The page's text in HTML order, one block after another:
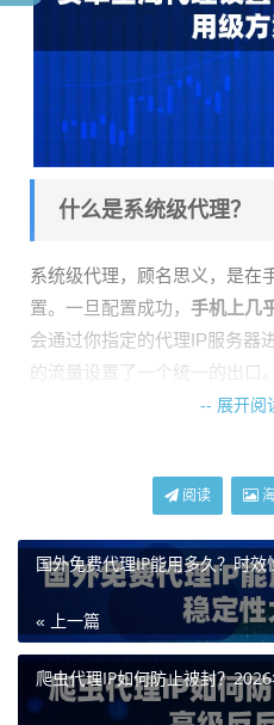
什么是系统级代理？
系统级代理，顾名思义，是在
置。一旦配置成功， 手机上几
会通过你指定的代理IP服务器
的流量设置了一个统一的出口。
设置方法通常很简单：进入手
在“代理”设置中选择“手动”，
端口。如果需要认证，还要填
这种方案的优点是配置简单，
p都走代理流量的场景。但缺
法控制哪个App走代理，哪个
接本地网络或对延迟极其敏感
会产生不必要的性能损耗甚至
-- 展开阅
阅读
国外免费代理IP能用多久？时
« 上一篇
爬虫代理IP如何防止被封？